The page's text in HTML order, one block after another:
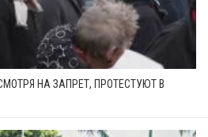
НА ЗАПРЕТ, ПРОТЕСТУЮТ В